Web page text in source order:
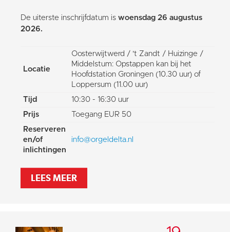
De uiterste inschrijfdatum is woensdag 26 augustus
2026.
Locatie
Oosterwijtwerd / 't Zandt / Huizinge /
Middelstum: Opstappen kan bij het
Hoofdstation Groningen (10.30 uur) of
Loppersum (11.00 uur)
Tijd
10:30 - 16:30 uur
Prijs
Toegang EUR 50
Reserveren
en/of
inlichtingen
info@orgeldelta.nl
LEES MEER